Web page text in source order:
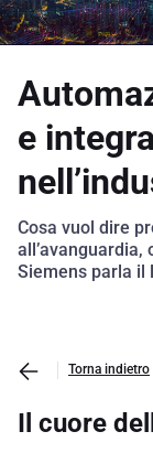
e
Cosa vuol dire
all’avanguardia,
Siemens parla il
Torna indietro
Il cuore